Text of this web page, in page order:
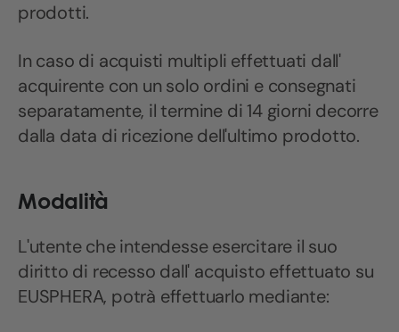
prodotti.
In caso di acquisti multipli effettuati dall'
acquirente con un solo ordini e consegnati
separatamente, il termine di 14 giorni decorre
dalla data di ricezione dell'ultimo prodotto.
Modalità
L'utente che intendesse esercitare il suo
diritto di recesso dall' acquisto effettuato su
EUSPHERA, potrà effettuarlo mediante: